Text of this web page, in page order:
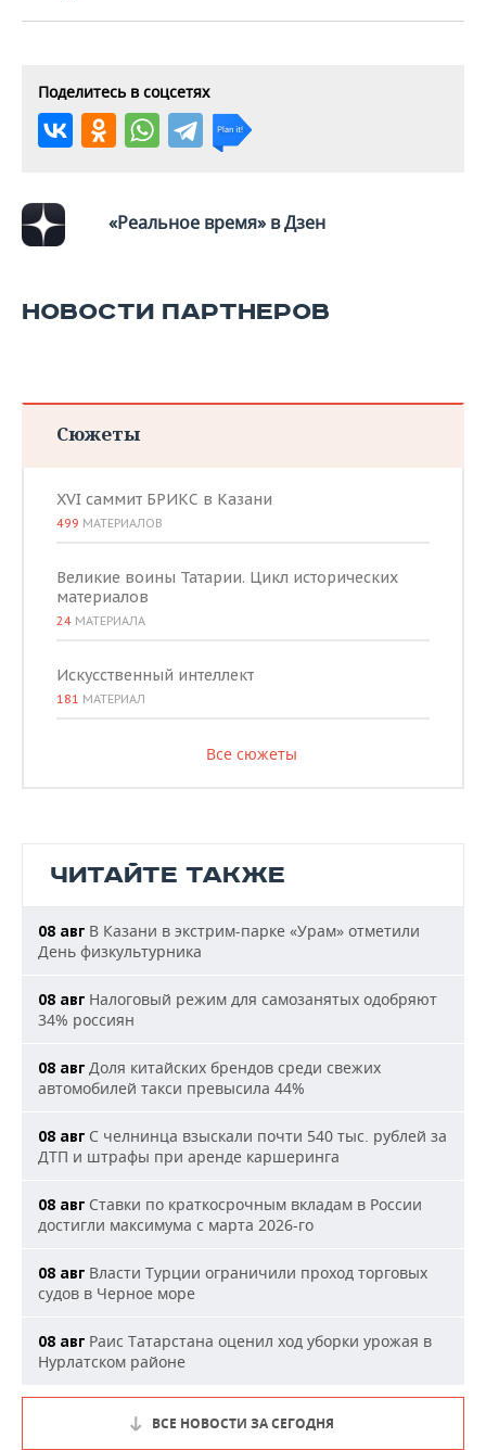
ВОДНЫЕ ВИДЫ СПОРТА
ХОККЕЙ С МЯЧОМ
ОБРАЗОВАНИЕ
ПРОИСШЕСТВИЯ
Поделитесь в соцсетях
«Реальное время» в Дзен
НОВОСТИ ПАРТНЕРОВ
Сюжеты
XVI саммит БРИКС в Казани
499 МАТЕРИАЛОВ
Великие воины Татарии. Цикл исторических
материалов
24 МАТЕРИАЛА
Искусственный интеллект
181 МАТЕРИАЛ
Все сюжеты
ЧИТАЙТЕ ТАКЖЕ
08 авг В Казани в экстрим-парке «Урам» отметили
День физкультурника
08 авг Налоговый режим для самозанятых одобряют
34% россиян
08 авг Доля китайских брендов среди свежих
автомобилей такси превысила 44%
08 авг С челнинца взыскали почти 540 тыс. рублей за
ДТП и штрафы при аренде каршеринга
08 авг Ставки по краткосрочным вкладам в России
достигли максимума с марта 2026-го
08 авг Власти Турции ограничили проход торговых
судов в Черное море
08 авг Раис Татарстана оценил ход уборки урожая в
Нурлатском районе
ВСЕ НОВОСТИ ЗА СЕГОДНЯ